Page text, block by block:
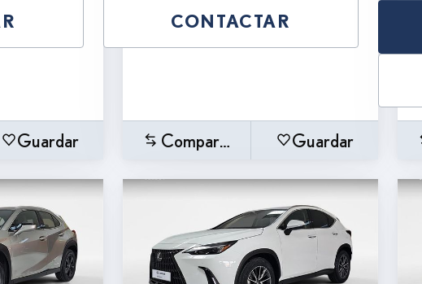
Guardar
CONTACTAR
Comparar Guardar